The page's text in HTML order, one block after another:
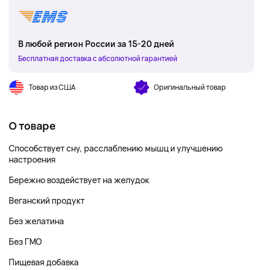
В любой регион России за 15-20 дней
Бесплатная доставка с абсолютной гарантией
Товар из США Оригинальный товар
О товаре
Способствует сну, расслаблению мышц и улучшению
настроения
Бережно воздействует на желудок
Веганский продукт
Без желатина
Без ГМО
Пищевая добавка